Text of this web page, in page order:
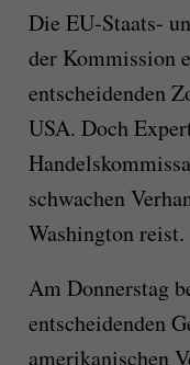
Die EU-Staats-
der Kommission
entscheidenden
USA. Doch
schwachen
Washington reist.
Am Donnerstag
entscheidenden
amerikanischen